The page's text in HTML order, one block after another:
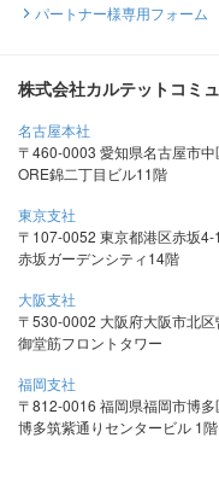
パートナー様専用フォーム
株式会社カルテットコミ
名古屋本社
〒460-0003 愛知県名古屋市
ORE錦二丁目ビル11階
東京支社
〒107-0052 東京都港区赤坂4-
赤坂ガーデンシティ14階
大阪支社
〒530-0002 大阪府大阪市北
御堂筋フロントタワー
福岡支社
〒812-0016 福岡県福岡市博
博多筑紫通りセンタービル 1階